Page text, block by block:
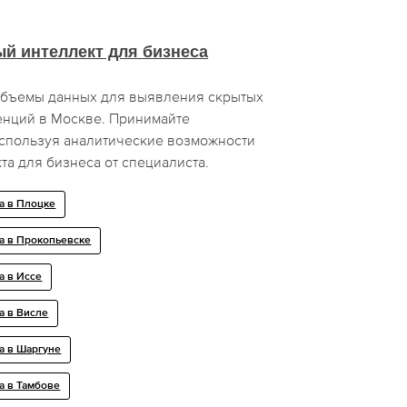
интеллект для бизнеса
данных для выявления скрытых
в Москве. Принимайте
аналитические возможности
для бизнеса от специалиста.
в Плоцке
в Прокопьевске
в Иссе
в Висле
в Шаргуне
в Тамбове